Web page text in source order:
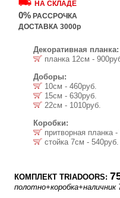
НА СКЛАДЕ
0% РАССРОЧКА
ДОСТАВКА 3000р
Декоративная планка:
планка 12см -
Доборы:
10см - 460руб.
15см - 630руб.
22см - 1010руб.
Коробки:
притворная планка -
стойка 7cм - 540руб.
КОМПЛЕКТ TRIADOORS:
полотно+коробка+наличник